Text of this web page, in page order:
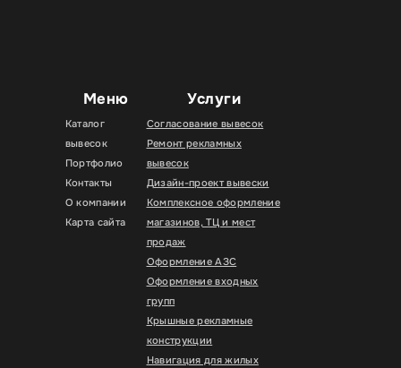
Меню
Каталог
вывесок
Портфолио
Контакты
О компании
Карта сайта
Услуги
Согласование вывесок
Ремонт рекламных
вывесок
Дизайн-проект вывески
Комплексное оформление
магазинов, ТЦ и мест
продаж
Оформление АЗС
Оформление входных
групп
Крышные рекламные
конструкции
Навигация для жилых